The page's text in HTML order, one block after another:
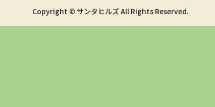
Copyright © サンタヒルズ All Rights Reserved.